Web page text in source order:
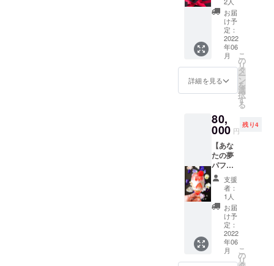
に気を
使って
梱包を
してお
ります
が、完
熟した
を送ら
せてい
で多少
の擦れ
や潰れ
が生じ
る場合
がござ
いま
す。ご
了承く
ださ
い。 ※
写真は
イメー
ジで
す。 ※
りませ
承くだ
さい。
応援し
てくだ
さった
皆様に
完熟い
ちご 4
パッ
ク
(クール
便発
送 送
料込) ・
ポスト
カード
にて心
をこめ
たお礼
のメッ
セージ
支援者
様が考
えたパ
フェの
イメー
ジを
メール
にてお
伝えく
ださ
タッフ
と一緒
にメー
ルまた
はLINE
にて相
談して
組み合
わせを
考えて
いき、
出来上
がりま
したら
お席を
お届
け予
定：
2022
年06
月
詳細を見る
こ
の
リ
タ
ー
ン
を
選
択
す
る
80,
000 円
残り4
【あな
たの夢
パフェ
をお店
のメ
ニュー
に】
支援者
様が考
えたパ
フェの
イメー
ジをお
支援
者：
1人
お届
け予
定：
2022
年06
月
こ
の
リ